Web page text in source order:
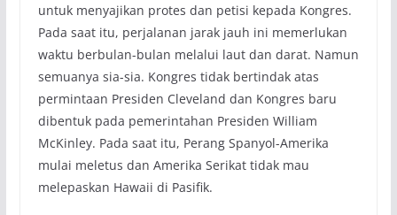
untuk menyajikan protes dan petisi kepada Kongres.
Pada saat itu, perjalanan jarak jauh ini memerlukan
waktu berbulan-bulan melalui laut dan darat. Namun
semuanya sia-sia. Kongres tidak bertindak atas
permintaan Presiden Cleveland dan Kongres baru
dibentuk pada pemerintahan Presiden William
McKinley. Pada saat itu, Perang Spanyol-Amerika
mulai meletus dan Amerika Serikat tidak mau
melepaskan Hawaii di Pasifik.